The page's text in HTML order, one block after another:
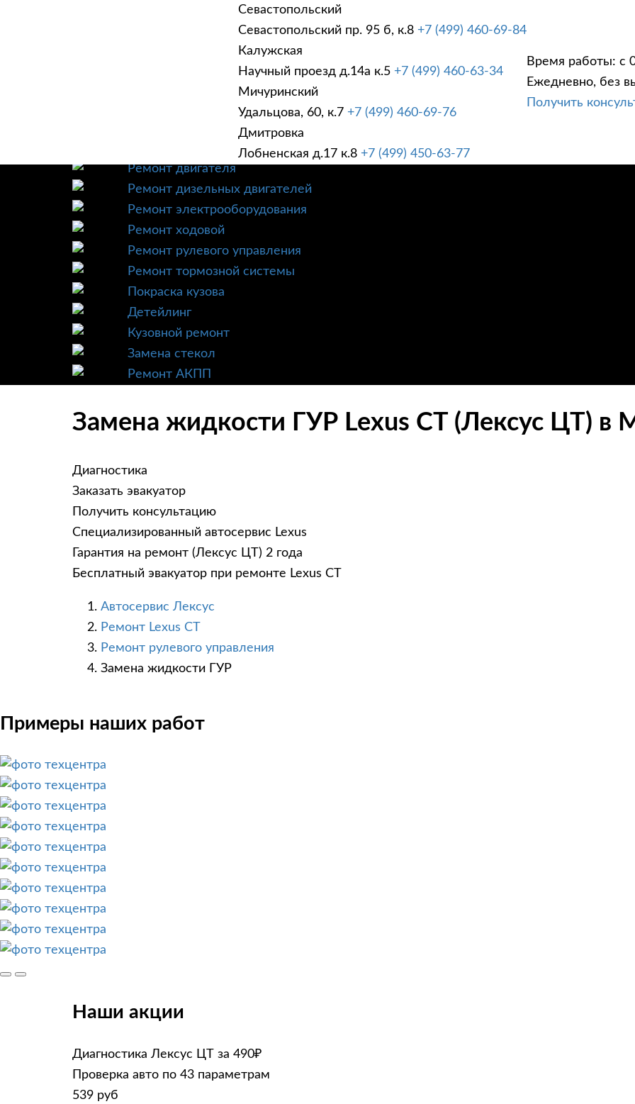
Севастопольский
Севастопольский пр. 95 б, к.8 +7 (499) 460-69-84
Калужская
Научный проезд д.14а к.5 +7 (499) 460-63-34
Мичуринский
Удальцова, 60, к.7 +7 (499) 460-69-76
Дмитровка
Лобненская д.17 к.8 +7 (499) 450-63-77
Время работы: с
Ежедневно, без
Получить
УСЛУГИ
Техническое обслуживание
Ремонт трансмиссии
Ремонт двигателя
Ремонт дизельных двигателей
Ремонт электрооборудования
Ремонт ходовой
Ремонт рулевого управления
Ремонт тормозной системы
Покраска кузова
Детейлинг
Кузовной ремонт
Замена стекол
Ремонт АКПП
Замена жидкости ГУР Lexus CT (Лексус ЦТ) в
Диагностика
Заказать эвакуатор
Получить консультацию
Специализированный автосервис Lexus
Гарантия на ремонт (Лексус ЦТ) 2 года
Бесплатный эвакуатор при ремонте Lexus CT
Автосервис Лексус
Ремонт Lexus CT
Ремонт рулевого управления
Замена жидкости ГУР
Примеры наших работ
Наши акции
Диагностика Лексус ЦТ за 490₽
Проверка авто по 43 параметрам
539 руб